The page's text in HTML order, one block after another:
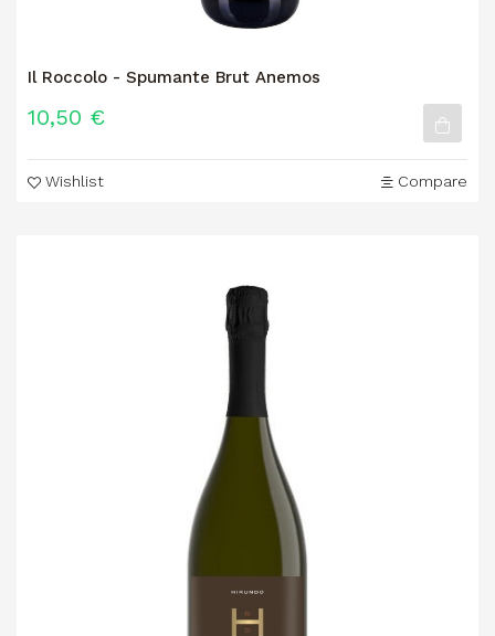
Il Roccolo - Spumante Brut Anemos
10,50 €
Wishlist Compare